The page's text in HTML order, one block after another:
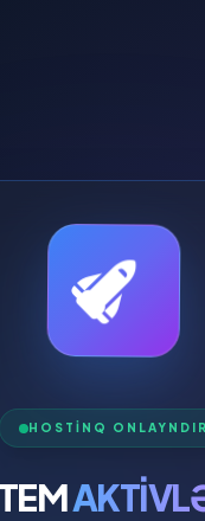
HOSTINQ ONLAYNDIR